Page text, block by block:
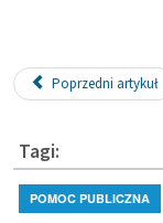
Poprzedni artykuł
Tagi:
POMOC PUBLICZNA